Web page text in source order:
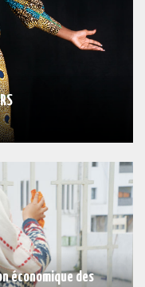
économique des